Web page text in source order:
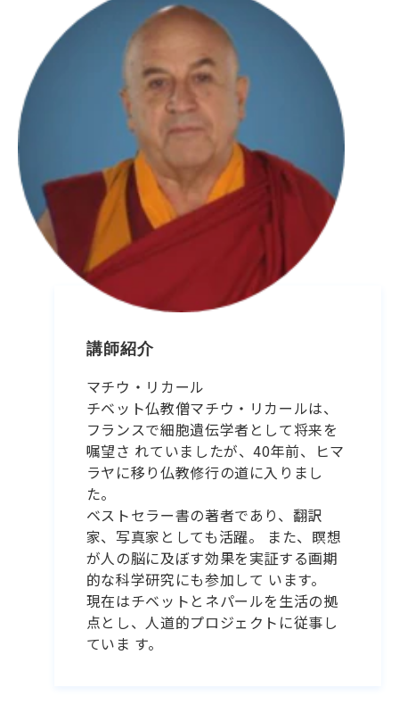
講師紹介
マチウ・リカール
チベット仏教僧マチウ・リカールは、
フランスで細胞遺伝学者として将来を
嘱望さ れていましたが、40年前、ヒマ
ラヤに移り仏教修行の道に入りまし
た。
ベストセラー書の著者であり、翻訳
家、写真家としても活躍。 また、瞑想
が人の脳に及ぼす効果を実証する画期
的な科学研究にも参加して います。
現在はチベットとネパールを生活の拠
点とし、人道的プロジェクトに従事し
ていま す。